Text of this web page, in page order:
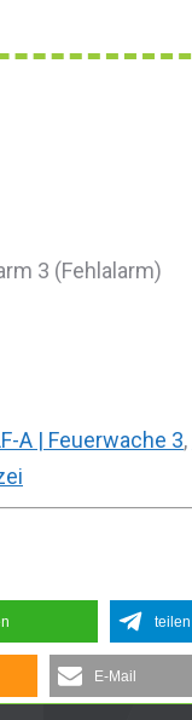
3 (Fehlalarm)
A | Feuerwache 3,
teilen
E-Mail